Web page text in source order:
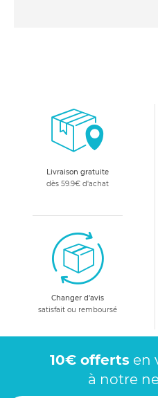
Livraison gratuite
dès 59.9€ d'achat
Changer d'avis
satisfait ou remboursé
10€ offerts en
à notre